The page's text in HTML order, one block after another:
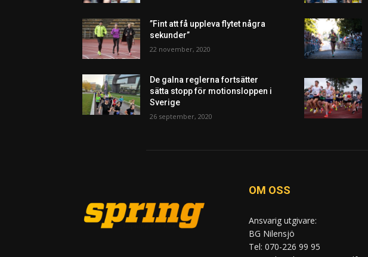
”Fint att få uppleva flytet några
sekunder”
22 november, 2020
De galna reglerna fortsätter
sätta stopp för motionsloppen i
Sverige
26 september, 2020
OM OSS
Ansvarig utgivare:
BG Nilensjö
Tel: 070-226 99 95